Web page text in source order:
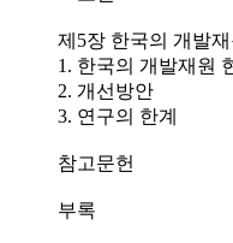
제5장 한국의 개발
1. 한국의 개발재원
2. 개선방안
3. 연구의 한계
참고문헌
부록